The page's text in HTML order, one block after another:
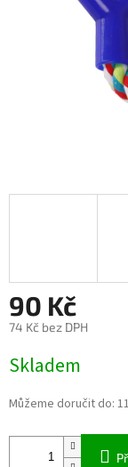
90 Kč
74 Kč bez DPH
cena:
Skladem
Můžeme doručit do: